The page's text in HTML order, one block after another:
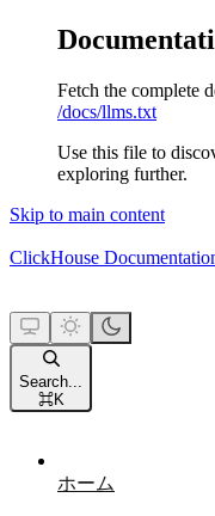
Fetch the complete
/docs/llms.txt
Use this file to
exploring further.
Skip to main content
ClickHouse
Search...
⌘K
ホーム